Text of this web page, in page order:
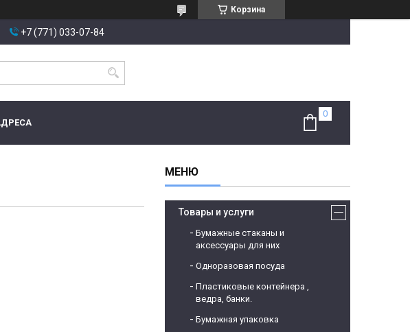
Корзина
+7 (771) 033-07-84
Товары и услуги
Бумажные стаканы и
аксессуары для них
Одноразовая посуда
Пластиковые контейнера ,
ведра, банки.
Бумажная упаковка